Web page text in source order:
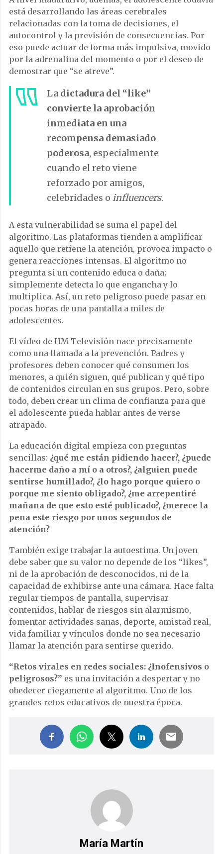
está desarrollando las áreas cerebrales
relacionadas con la toma de decisiones, el
autocontrol y la previsión de consecuencias. Por
eso puede actuar de forma más impulsiva, movido
por la adrenalina del momento o por el deseo de
demostrar que “se atreve”.
La dictadura del “like”
convierte la aprobación
inmediata en una
recompensa demasiado
poderosa, especialmente
cuando el reto viene
reforzado por amigos,
celebridades o influencers.
A esta vulnerabilidad se suma el papel del
algoritmo. Las plataformas tienden a amplificar
aquello que retiene la atención, provoca impacto o
genera reacciones intensas. El algoritmo no
pregunta si un contenido educa o daña;
simplemente detecta lo que engancha y lo
multiplica. Así, un reto peligroso puede pasar en
pocas horas de una pantalla a miles de
adolescentes.
El vídeo de HM Televisión nace precisamente
como una llamada a la prevención. Padres y
profesores deben conocer qué consumen los
menores, a quién siguen, qué publican y qué tipo
de contenidos circulan en sus grupos. Pero, sobre
todo, deben crear un clima de confianza para que
el adolescente pueda hablar antes de verse
atrapado.
La educación digital empieza con preguntas
sencillas: ¿qué me están pidiendo hacer?, ¿puede
hacerme daño a mí o a otros?, ¿alguien puede
sentirse humillado?, ¿lo hago porque quiero o
porque me siento obligado?, ¿me arrepentiré
mañana de que esto esté publicado?, ¿merece la
pena este riesgo por unos segundos de
atención?
También exige trabajar la autoestima. Un joven
debe saber que su valor no depende de los “likes”,
ni de la aprobación de desconocidos, ni de la
capacidad de exhibirse ante una cámara. Hace falta
regular tiempos de pantalla, supervisar
contenidos, hablar de riesgos sin alarmismo,
fomentar actividades sanas, deporte, amistad real,
vida familiar y vínculos donde no sea necesario
llamar la atención para sentirse querido.
“Retos virales en redes sociales: ¿Inofensivos o
peligrosos?” es una invitación a despertar y no
obedecer ciegamente al algoritmo. Uno de los
grandes retos educativos de nuestra época.
María Martín